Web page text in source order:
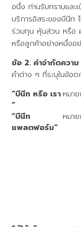
อนึ่ง ท่านรับทราบและ
บริการอิสระของบีนีท
ร่วมทุน หุ้นส่วน หรือ
หรือลูกค้าอย่างหนึ่งอ
คำจำกัดความ
คำต่าง ๆ ที่ระบุในข้อ
“บีนีท หรือ เรา
”
หมา
“บีนีท
แพลตฟอร์ม”
หมา